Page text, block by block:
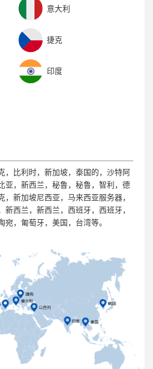
意大利
捷克
印度
，比利时，新加坡，泰国的，沙特阿
亚，新西兰，秘鲁，秘鲁，智利，德
，新加坡尼西亚，马来西亚服务器，
西兰，新西兰，西班牙，西班牙，
，匍萄牙，美国，台湾等。